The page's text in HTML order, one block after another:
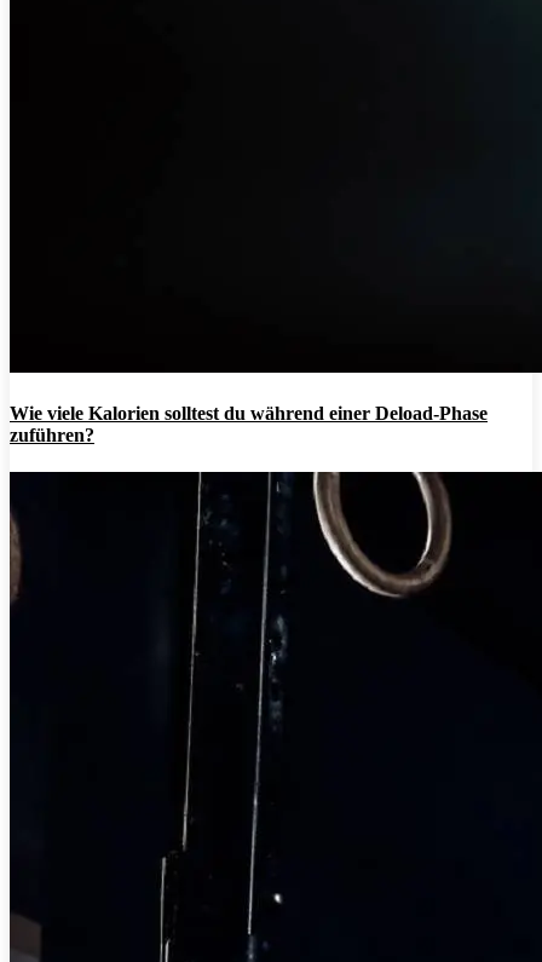
Wie viele Kalorien solltest du während einer Deload-Phase
zuführen?